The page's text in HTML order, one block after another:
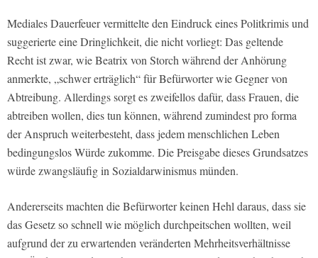
Mediales Dauerfeuer vermittelte den Eindruck eines Politkrimis und
suggerierte eine Dringlichkeit, die nicht vorliegt: Das geltende
Recht ist zwar, wie Beatrix von Storch während der Anhörung
anmerkte, „schwer erträglich“ für Befürworter wie Gegner von
Abtreibung. Allerdings sorgt es zweifellos dafür, dass Frauen, die
abtreiben wollen, dies tun können, während zumindest pro forma
der Anspruch weiterbesteht, dass jedem menschlichen Leben
bedingungslos Würde zukomme. Die Preisgabe dieses Grundsatzes
würde zwangsläufig in Sozialdarwinismus münden.
Andererseits machten die Befürworter keinen Hehl daraus, dass sie
das Gesetz so schnell wie möglich durchpeitschen wollten, weil
aufgrund der zu erwartenden veränderten Mehrheitsverhältnisse